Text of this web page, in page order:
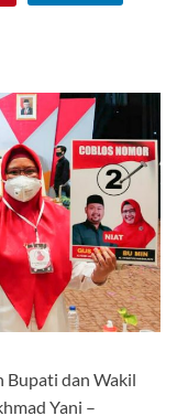
Bupati dan Wakil
Yani –